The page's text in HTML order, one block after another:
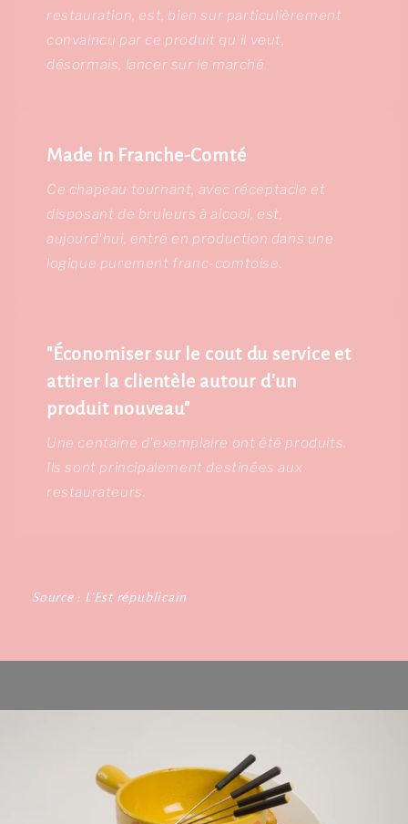
restauration, est, bien sur particulièrement
convaincu par ce produit qu'il veut,
désormais, lancer sur le marché
Made in Franche-Comté
Ce chapeau tournant, avec réceptacle et
disposant de bruleurs à alcool, est,
aujourd'hui, entré en production dans une
logique purement franc-comtoise.
"Économiser sur le cout du service et
attirer la clientèle autour d'un
produit nouveau"
Une centaine d'exemplaire ont été produits.
Ils sont principalement destinées aux
restaurateurs.
Source : L'Est républicain